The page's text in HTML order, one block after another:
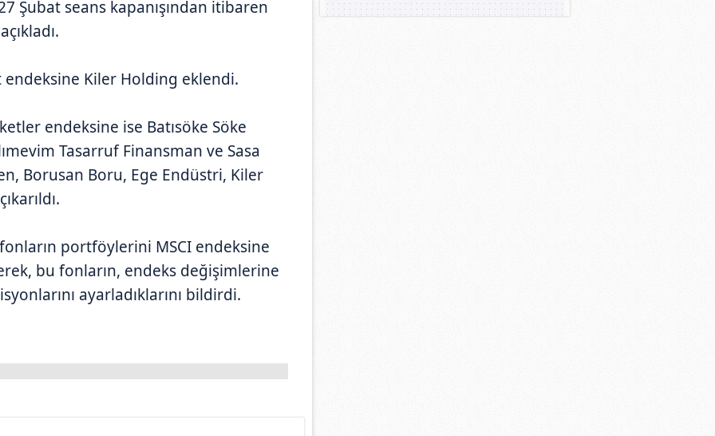
Şubat seans kapanışından itibaren
Kiler Holding eklendi.
endeksine ise Batısöke Söke
Tasarruf Finansman ve Sasa
Borusan Boru, Ege Endüstri, Kiler
portföylerini MSCI endeksine
bu fonların, endeks değişimlerine
ayarladıklarını bildirdi.